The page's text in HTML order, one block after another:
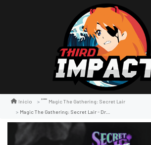
Inicio
Magic The Gathering: Secret Lair
Magic The Gathering: Secret Lair - Dreaming Darkly